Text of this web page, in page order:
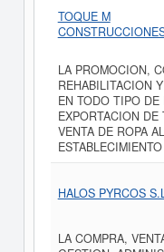
TOQUE M
LA PROMOCION,
REHABILITACION
EN TODO TIPO
EXPORTACION
VENTA DE ROPA
HALOS PYRCOS
LA COMPRA,